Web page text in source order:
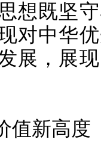
想既坚
对中华
展，展
值新高度